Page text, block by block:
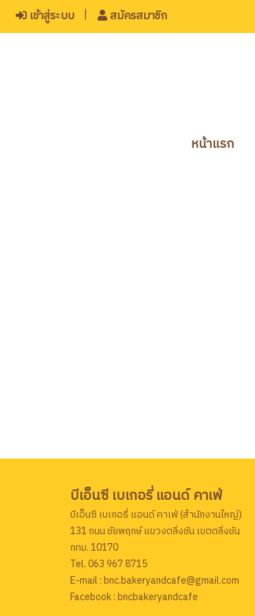
เข้าสู่ระบบ สมัครสมาชิก
หน้าแรก
บีเอ็นซี เบเกอรี่ แอนด์ คาเฟ่
บีเอ็นซี เบเกอรี่ แอนด์ คาเฟ่ (สำนักงานใหญ่)
131 ถนน ชัยพฤกษ์ แขวงตลิ่งชัน เขตตลิ่งชัน
กทม. 10170
Tel. 063 967 8715
E-mail : bnc.bakeryandcafe@gmail.com
Facebook : bncbakeryandcafe